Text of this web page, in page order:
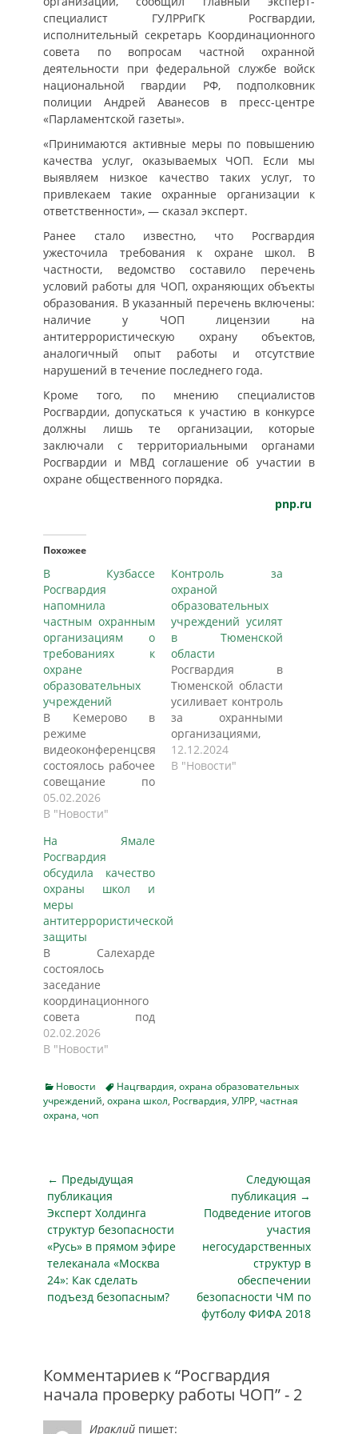
специалист ГУЛРРиГК Росгвардии,
исполнительный секретарь Координационного
совета по вопросам частной охранной
деятельности при федеральной службе войск
национальной гвардии РФ, подполковник
полиции Андрей Аванесов в пресс-центре
«Парламентской газеты».
«Принимаются активные меры по повышению
качества услуг, оказываемых ЧОП. Если мы
выявляем низкое качество таких услуг, то
привлекаем такие охранные организации к
ответственности», — сказал эксперт.
Ранее стало известно, что Росгвардия
ужесточила требования к охране школ. В
частности, ведомство составило перечень
условий работы для ЧОП, охраняющих объекты
образования. В указанный перечень включены:
наличие у ЧОП лицензии на
антитеррористическую охрану объектов,
аналогичный опыт работы и отсутствие
нарушений в течение последнего года.
Кроме того, по мнению специалистов
Росгвардии, допускаться к участию в конкурсе
должны лишь те организации, которые
заключали с территориальными органами
Росгвардии и МВД соглашение об участии в
охране общественного порядка.
pnp.ru
Похожее
В Кузбассе
Росгвардия
напомнила
частным охранным
организациям о
требованиях к
охране
образовательных
учреждений
В Кемерово в
режиме
видеоконференцсвязи
состоялось рабочее
совещание по
вопросам
обеспечения
объектов
образования.
Мероприятие
прошло под
руководством
заместителя
начальника
Управления
Росгвардии по
Кемеровской
области – Кузбассу
— начальника
Центра
лицензионно-
работы полковника
полиции Елены
Муздуковой. В
частных охранных
организаций
региона, а также
представители
органов
внутренних…
05.02.2026
В "Новости"
Контроль за
охраной
образовательных
учреждений усилят
в Тюменской
области
Росгвардия в
Тюменской области
усиливает контроль
за охранными
организациями,
которые
обслуживают
управления
последними
изменениями будет
предприятий,
охраняют…
12.12.2024
В "Новости"
На Ямале
Росгвардия
обсудила качество
охраны школ и
меры
антитеррористической
защиты
В Салехарде
состоялось
заседание
координационного
совета под
председательством
заместителя
Управления
Росгвардии по
Ямало-Ненецкому
лицензионно-
разрешительной
работы
подполковника
полиции Алексея
Отрощенкова. На
встрече
обсуждались меры
по повышению
арктического
региона и
развитию
межведомственного
02.02.2026
В "Новости"
Categories
Новости TagsНацгвардия, охрана образовательных
учреждений, охрана школ, Росгвардия, УЛРР, частная
охрана, чоп
Навигация
по
записям
← Предыдущая
публикация
Предыдущая
публикация
Эксперт Холдинга
структур безопасности
«Русь» в прямом эфире
телеканала «Москва
24»: Как сделать
подъезд безопасным?
Следующая
публикация →
Следующая
Подведение итогов
участия
негосударственных
структур в
обеспечении
безопасности ЧМ по
футболу ФИФА 2018
Комментариев к “Росгвардия
начала проверку работы ЧОП” - 2
Ираклий пишет: